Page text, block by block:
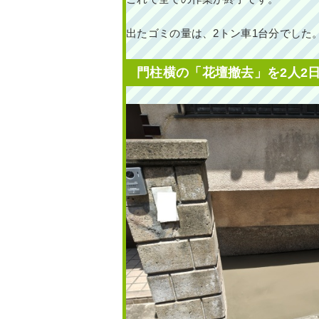
出たゴミの量は、2トン車1台分でした
門柱横の「花壇撤去」を2人2